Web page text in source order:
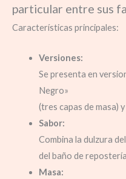
particular entre sus
Características principales:
Versiones:
Se presenta en
Negro»
(tres capas de masa)
Sabor:
Combina la dulzura
del baño de
Masa: